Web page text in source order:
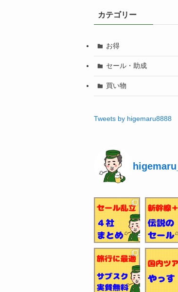
カテゴリー
お得
セール・助成
買い物
Tweets by higemaru8888